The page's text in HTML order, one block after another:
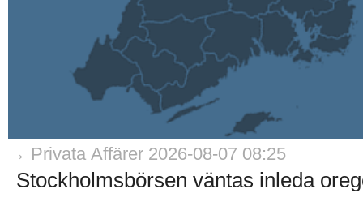
→ Privata Affärer 2026-08-07 08:25
Stockholmsbörsen väntas inleda